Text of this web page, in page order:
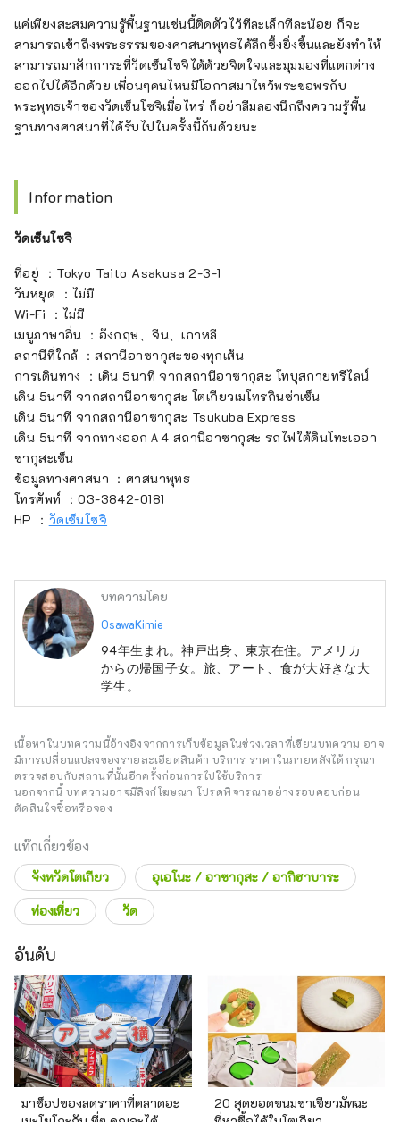
แค่เพียงสะสมความรู้พื้นฐานเช่นนี้ติดตัวไว้ทีละเล็กทีละน้อย ก็จะ
สามารถเข้าถึงพระธรรมของศาสนาพุทธได้ลึกซึ้งยิ่งขึ้นและยังทำให้
สามารถมาสักการะที่วัดเซ็นโซจิได้ด้วยจิตใจและมุมมองที่แตกต่าง
ออกไปได้อีกด้วย เพื่อนๆคนไหนมีโอกาสมาไหว้พระขอพรกับ
พระพุทธเจ้าของวัดเซ็นโซจิเมื่อไหร่ ก็อย่าลืมลองนึกถึงความรู้พื้น
ฐานทางศาสนาที่ได้รับไปในครั้งนี้กันด้วยนะ
Information
วัดเซ็นโซจิ
ที่อยู่ ：Tokyo Taito Asakusa 2-3-1
วันหยุด ：ไม่มี
Wi-Fi ：ไม่มี
เมนูภาษาอื่น ：อังกฤษ、จีน、เกาหลี
สถานีที่ใกล้ ：สถานีอาซากุสะของทุกเส้น
การเดินทาง ：เดิน 5นาที จากสถานีอาซากุสะ โทบุสกายทรีไลน์
เดิน 5นาที จากสถานีอาซากุสะ โตเกียวเมโทรกินซ่าเซ็น
เดิน 5นาที จากสถานีอาซากุสะ Tsukuba Express
เดิน 5นาที จากทางออกＡ4 สถานีอาซากุสะ รถไฟใต้ดินโทะเออา
ซากุสะเซ็น
ข้อมูลทางศาสนา ：ศาสนาพุทธ
โทรศัพท์ ：03-3842-0181
HP ： วัดเซ็นโซจิ
บทความโดย
OsawaKimie
94年生まれ。神戸出身、東京在住。アメリカ
からの帰国子女。旅、アート、食が大好きな大
学生。
เนื้อหาในบทความนี้อ้างอิงจากการเก็บข้อมูลในช่วงเวลาที่เขียนบทความ อาจ
มีการเปลี่ยนแปลงของรายละเอียดสินค้า บริการ ราคาในภายหลังได้ กรุณา
ตรวจสอบกับสถานที่นั้นอีกครั้งก่อนการไปใช้บริการ
นอกจากนี้ บทความอาจมีลิงก์โฆษณา โปรดพิจารณาอย่างรอบคอบก่อน
ตัดสินใจซื้อหรือจอง
แท๊กเกี่ยวข้อง
จังหวัดโตเกียว
อุเอโนะ / อาซากุสะ / อากิฮาบาระ
ท่องเที่ยว
วัด
อันดับ
มาช็อปของลดราคาที่ตลาดอะ
20 สุดยอดขนมชาเขียวมัทฉะ